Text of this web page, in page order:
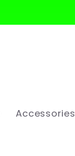
Accessories